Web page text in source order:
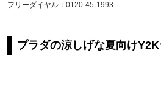
フリーダイヤル：0120-45-1993
プラダの涼しげな夏向け